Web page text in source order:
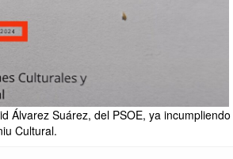
Álvarez Suárez, del PSOE, ya
Cultural.